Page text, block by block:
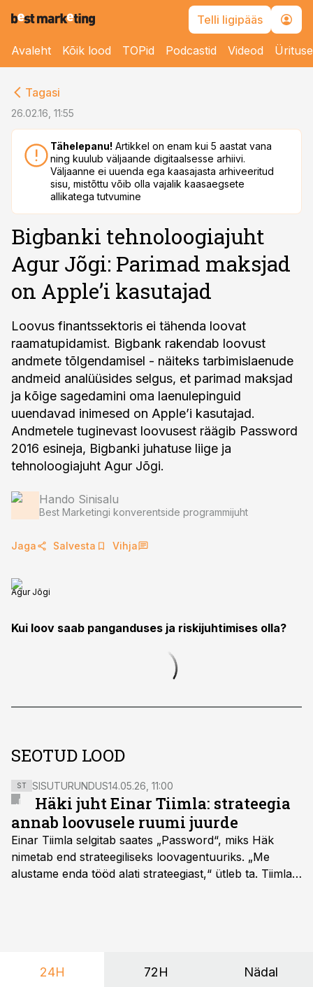
Telli ligipääs
Avaleht Kõik lood TOPid Podcastid Videod
Tagasi
26.02.16, 11:55
Tähelepanu! Artikkel on enam kui 5 aastat vana
ning kuulub väljaande digitaalsesse arhiivi.
Väljaanne ei uuenda ega kaasajasta arhiveeritud
sisu, mistõttu võib olla vajalik kaasaegsete
allikatega tutvumine
Bigbanki tehnoloogiajuht
Agur Jõgi: Parimad maksjad
on Apple’i kasutajad
Loovus finantssektoris ei tähenda loovat
raamatupidamist. Bigbank rakendab loovust
andmete tõlgendamisel - näiteks tarbimislaenude
andmeid analüüsides selgus, et parimad maksjad
ja kõige sagedamini oma laenulepinguid
uuendavad inimesed on Apple’i kasutajad.
Andmetele tuginevast loovusest räägib Password
2016 esineja, Bigbanki juhatuse liige ja
tehnoloogiajuht Agur Jõgi.
Hando Sinisalu
Best Marketingi konverentside programmijuht
Jaga Salvesta Vihja
Agur Jõgi
Kui loov saab panganduses ja riskijuhtimises olla?
SEOTUD LOOD
ST SISUTURUNDUS14.05.26, 11:00
Häki juht Einar Tiimla: strateegia
annab loovusele ruumi juurde
Einar Tiimla selgitab saates „Password“, miks Häk
nimetab end strateegiliseks loovagentuuriks. „Me
alustame enda tööd alati strateegiast,“ ütleb ta. Tiimla
24H 72H Nädal